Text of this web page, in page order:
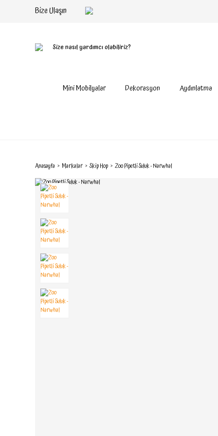
Bize Ulaşın
Size nasıl yardımcı olabiliriz?
Mini Mobilyalar Dekorasyon Aydınlatma
Anasayfa Markalar Skip Hop Zoo Pipetli Suluk - Narwhal